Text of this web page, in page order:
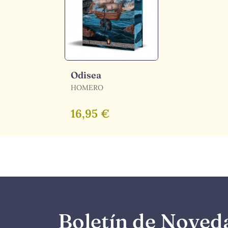
Odisea
HOMERO
16,95 €
Boletín de